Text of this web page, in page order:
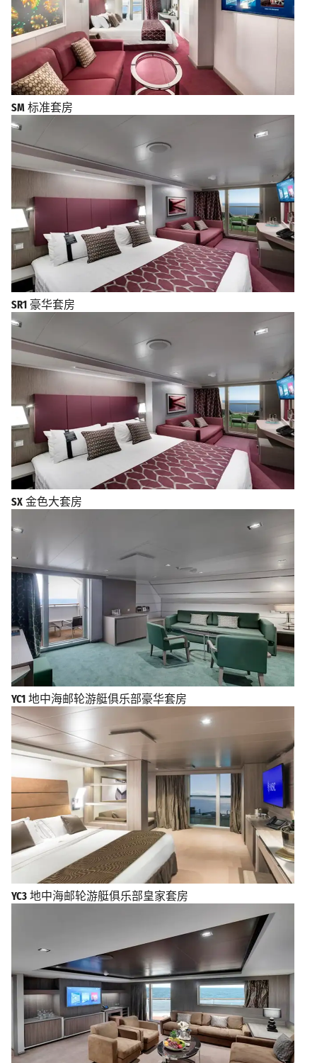
SM 标准套房
SR1 豪华套房
SX 金色大套房
YC1 地中海邮轮游艇俱乐部豪华套房
YC3 地中海邮轮游艇俱乐部皇家套房